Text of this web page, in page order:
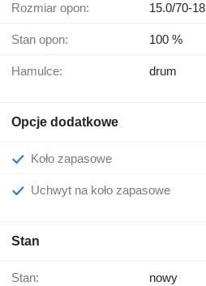
Rozmiar opon: 15.0/70-18
Stan opon: 100 %
Hamulce: drum
Opcje dodatkowe
Koło zapasowe
Uchwyt na koło zapasowe
Stan
Stan: nowy